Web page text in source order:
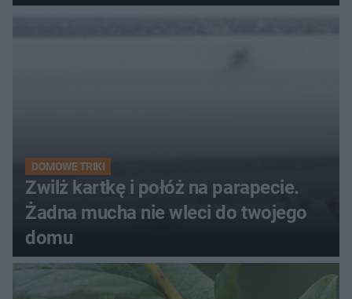
kobiety
DOMOWE TRIKI
Zwilż kartkę i połóż na parapecie.
Żadna mucha nie wleci do twojego
domu